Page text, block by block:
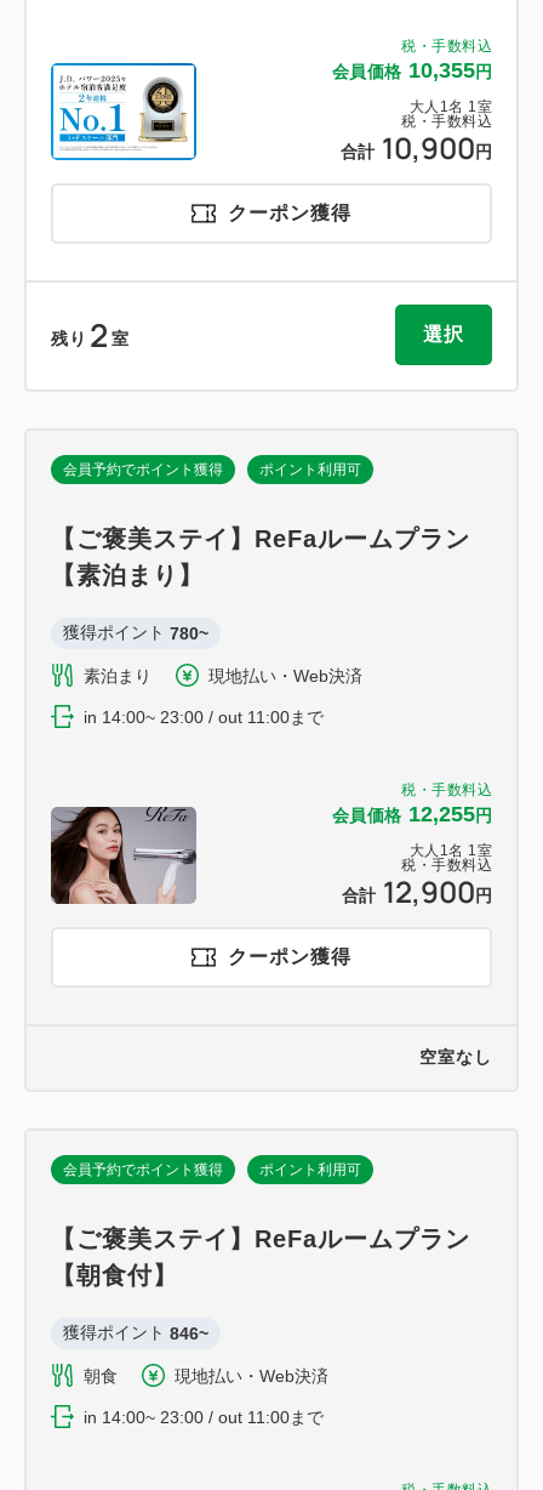
税・手数料込
会員価格 10,355円
大人 1 名 1 室
税・手数料込
合計 10,900 円
クーポン獲得
残り 2 室 選択
税・手数料込
会員価格 12,255円
大人 1 名 1 室
税・手数料込
合計 12,900 円
会員予約でポイント獲得 ポイント利用可
【ご褒美ステイ】ReFaルームプラン
【素泊まり】
獲得ポイント 780~
素泊まり 現地払い・Web決済
in 14:00~ 23:00 / out 11:00まで
クーポン獲得
空室なし
会員予約でポイント獲得 ポイント利用可
【ご褒美ステイ】ReFaルームプラン
【朝食付】
獲得ポイント 846~
朝食 現地払い・Web決済
in 14:00~ 23:00 / out 11:00まで